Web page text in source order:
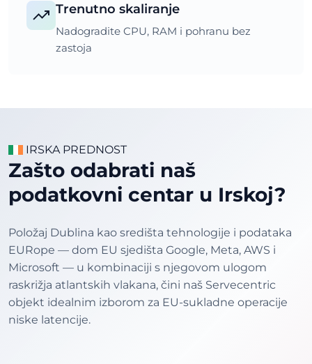
Trenutno skaliranje
Nadogradite CPU, RAM i pohranu bez
zastoja
IRSKA PREDNOST
Zašto odabrati naš
podatkovni centar u Irskoj?
Položaj Dublina kao središta tehnologije i podataka
EURope — dom EU sjedišta Google, Meta, AWS i
Microsoft — u kombinaciji s njegovom ulogom
raskrižja atlantskih vlakana, čini naš Servecentric
objekt idealnim izborom za EU-sukladne operacije
niske latencije.